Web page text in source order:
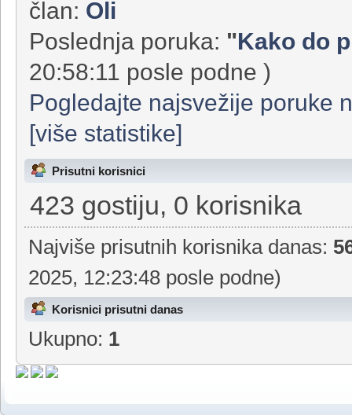
Statistike foruma
136892 poruka u 7865 Teme
član:Oli
Poslednja poruka:"Kako do
20:58:11 posle podne )
Pogledajte najsvežije poruke
[više statistike]
Prisutni korisnici
423 gostiju, 0 korisnika
Najviše prisutnih korisnika danas:
2025, 12:23:48 posle podne)
Korisnici prisutni danas
Ukupno:1